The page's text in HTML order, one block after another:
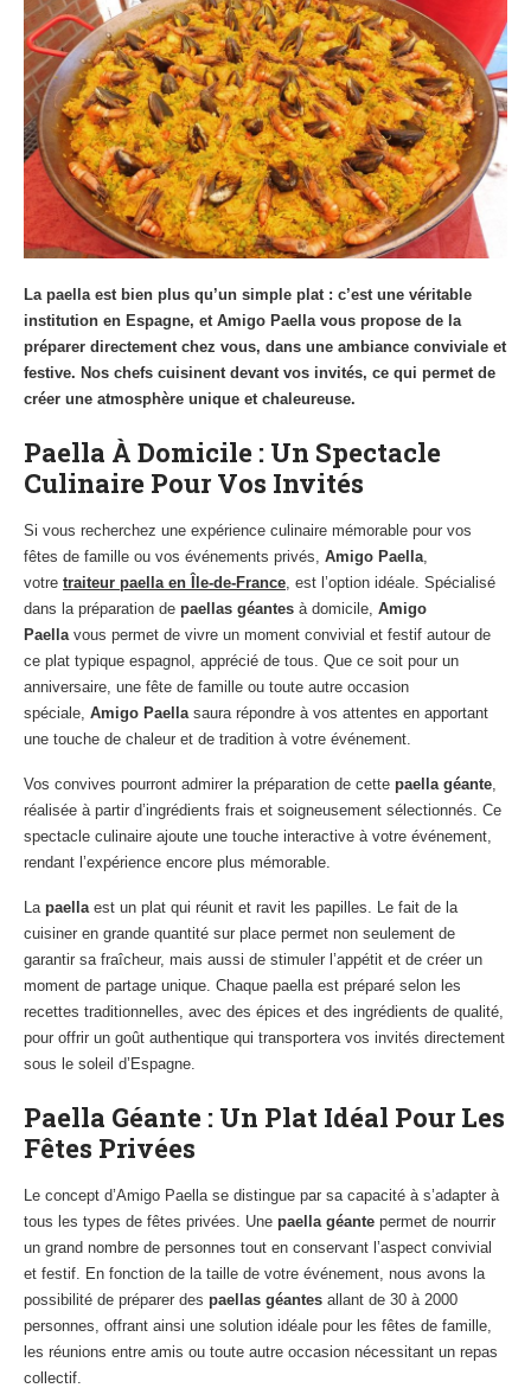
La paella est bien plus qu’un simple plat : c’est une véritable
institution en Espagne, et Amigo Paella vous propose de la
préparer directement chez vous, dans une ambiance conviviale et
festive. Nos chefs cuisinent devant vos invités, ce qui permet de
créer une atmosphère unique et chaleureuse.
Paella À Domicile : Un Spectacle
Culinaire Pour Vos Invités
Si vous recherchez une expérience culinaire mémorable pour vos
fêtes de famille ou vos événements privés, Amigo Paella
votre traiteur paella en Île-de-France , est l’option idéale. Spécialisé
dans la préparation de paellas géantes à domicile, Amigo
Paella vous permet de vivre un moment convivial et festif autour de
ce plat typique espagnol, apprécié de tous. Que ce soit pour un
anniversaire, une fête de famille ou toute autre occasion
spéciale, Amigo Paella saura répondre à vos attentes en apportant
une touche de chaleur et de tradition à votre événement.
Vos convives pourront admirer la préparation de cette paella géante
réalisée à partir d’ingrédients frais et soigneusement sélectionnés. Ce
spectacle culinaire ajoute une touche interactive à votre événement,
rendant l’expérience encore plus mémorable.
La paella est un plat qui réunit et ravit les papilles. Le fait de la
cuisiner en grande quantité sur place permet non seulement de
garantir sa fraîcheur, mais aussi de stimuler l’appétit et de créer un
moment de partage unique. Chaque paella est préparé selon les
recettes traditionnelles, avec des épices et des ingrédients de qualité,
pour offrir un goût authentique qui transportera vos invités directement
sous le soleil d’Espagne.
Paella Géante : Un Plat Idéal Pour Les
Fêtes Privées
Le concept d’Amigo Paella se distingue par sa capacité à s’adapter à
tous les types de fêtes privées. Une paella géante permet de nourrir
un grand nombre de personnes tout en conservant l’aspect convivial
et festif. En fonction de la taille de votre événement, nous avons la
possibilité de préparer des paellas géantes allant de 30 à 2000
personnes, offrant ainsi une solution idéale pour les fêtes de famille,
les réunions entre amis ou toute autre occasion nécessitant un repas
collectif.